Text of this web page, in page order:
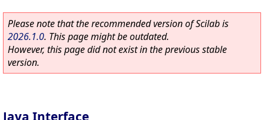
Please note that the recommended version of Scilab is
2026.1.0. This page might be outdated.
However, this page did not exist in the previous stable
version.
Java Interface